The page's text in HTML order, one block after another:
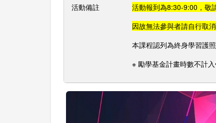
活動備註
活動報到為8:30-9:00，敬
因故無法參與者請自行取
本課程認列為終身學習護
※ 勵學基金計畫時數不計